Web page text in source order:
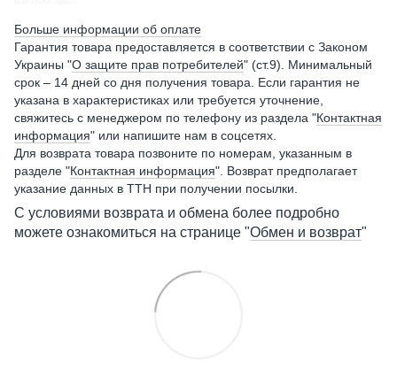
Больше информации об оплате
Гарантия товара предоставляется в соответствии с Законом
Украины "О защите прав потребителей" (ст.9). Минимальный
срок – 14 дней со дня получения товара. Если гарантия не
указана в характеристиках или требуется уточнение,
свяжитесь с менеджером по телефону из раздела "Контактная
информация" или напишите нам в соцсетях.
Для возврата товара позвоните по номерам, указанным в
разделе "Контактная информация". Возврат предполагает
указание данных в ТТН при получении посылки.
С условиями возврата и обмена более подробно
можете ознакомиться на странице "Обмен и возврат"